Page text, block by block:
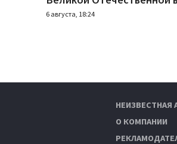
6 августа, 18:24
НЕИЗВЕСТНАЯ
О КОМПАНИИ